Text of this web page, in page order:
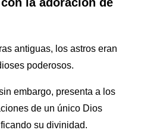
antiguas, los astros eran
poderosos.
embargo, presenta a los
de un único Dios
su divinidad.